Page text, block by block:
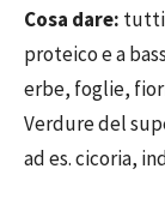
Cosa dare: tutti
proteico e a
erbe, foglie,
Verdure del
ad es. cicoria,